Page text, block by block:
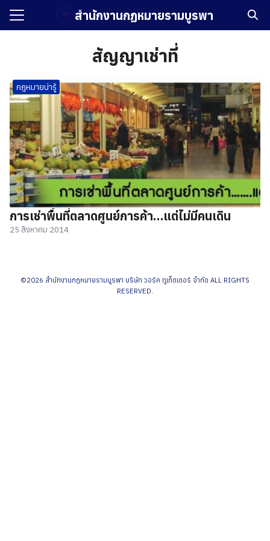
Skip
สำนักงานกฏหมายรามบูรพา
เรา
และพันธกิจ
รับรอง
และบุคลากร
องการดำเนินงานธุรกิจ
าน
สัญญาเช่าที่
กฎหมายน่ารู้
การเช่าพื้นที่ตลาดศูนย์การค้า…แต่ไม่มีคนเดิน
25 สิงหาคม 2014
©2026 สำนักงานกฏหมายรามบูรพา บริษัท วอร์ค ทูเก็ตเตอร์ จำกัด ALL RIGHTS
RESERVED.